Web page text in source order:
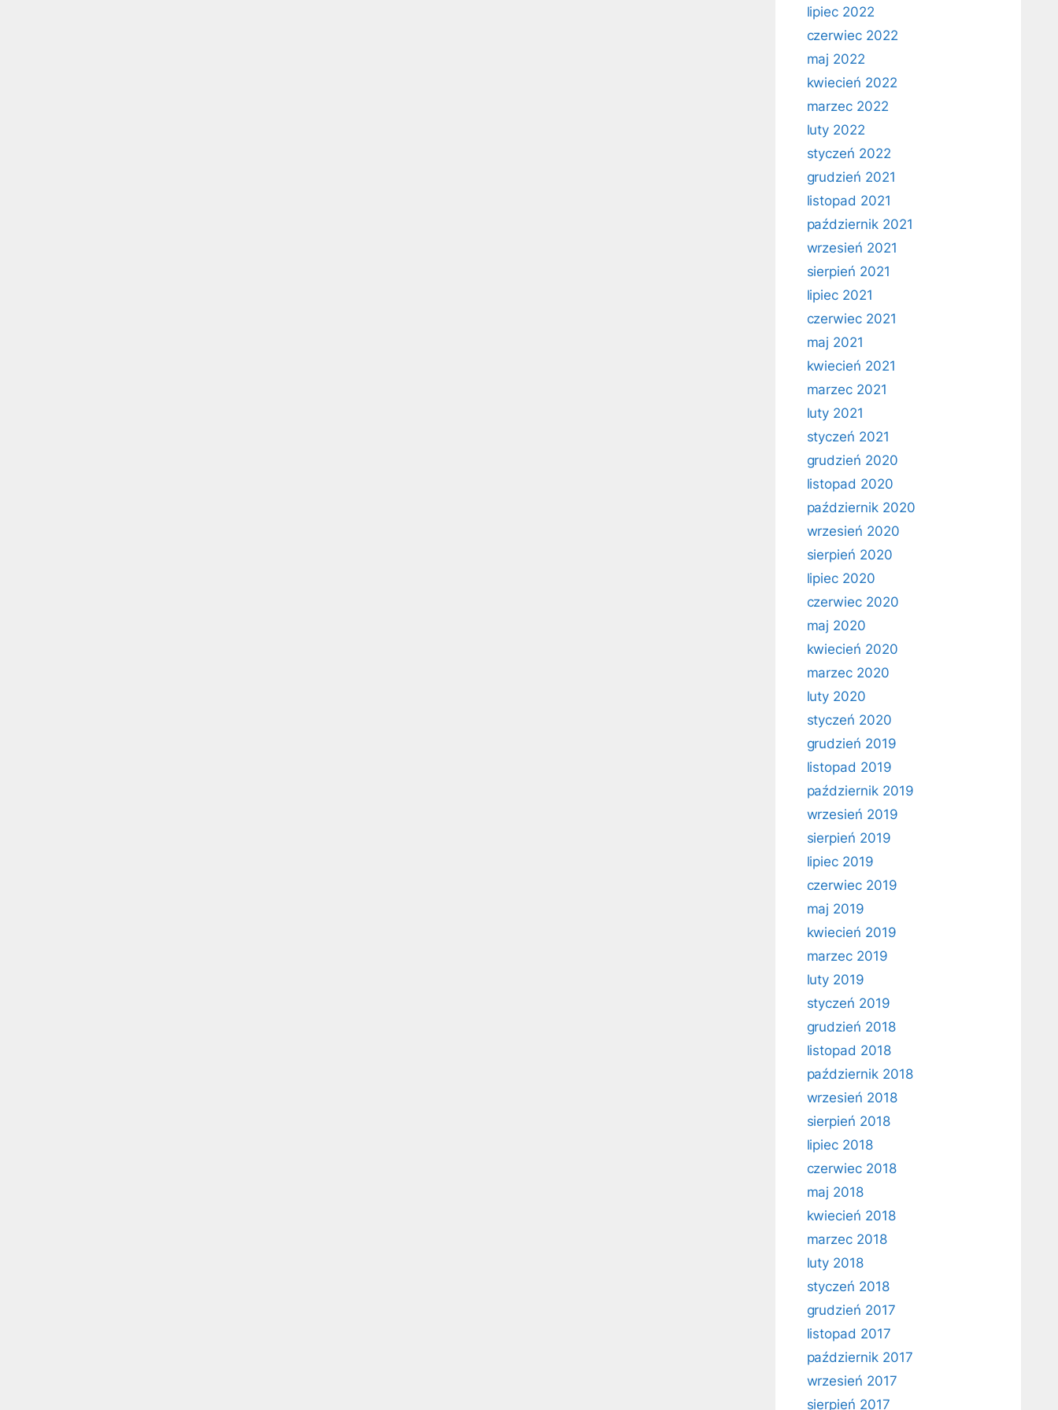
lipiec 2022
czerwiec 2022
maj 2022
kwiecień 2022
marzec 2022
luty 2022
styczeń 2022
grudzień 2021
listopad 2021
październik 2021
wrzesień 2021
sierpień 2021
lipiec 2021
czerwiec 2021
maj 2021
kwiecień 2021
marzec 2021
luty 2021
styczeń 2021
grudzień 2020
listopad 2020
październik 2020
wrzesień 2020
sierpień 2020
lipiec 2020
czerwiec 2020
maj 2020
kwiecień 2020
marzec 2020
luty 2020
styczeń 2020
grudzień 2019
listopad 2019
październik 2019
wrzesień 2019
sierpień 2019
lipiec 2019
czerwiec 2019
maj 2019
kwiecień 2019
marzec 2019
luty 2019
styczeń 2019
grudzień 2018
listopad 2018
październik 2018
wrzesień 2018
sierpień 2018
lipiec 2018
czerwiec 2018
maj 2018
kwiecień 2018
marzec 2018
luty 2018
styczeń 2018
grudzień 2017
listopad 2017
październik 2017
wrzesień 2017
sierpień 2017